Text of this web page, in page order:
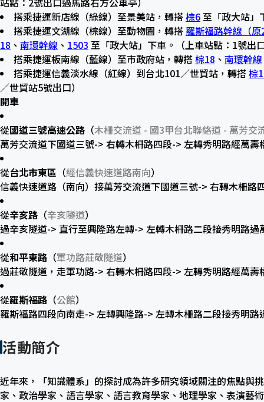
搭乘捷運新店線（綠線）至景美站，轉搭棕6至「政大站」
搭乘捷運文湖線（棕線）至動物園，轉搭 羅斯福路幹線（
18 、 南環幹線 、 1503 至「政大站」下車。（上車站點：1號出
搭乘捷運板南線（藍線）至市政府站，轉搭棕18 、 南環幹線
搭乘捷運信義淡水線（紅線）到台北101／世貿站，轉搭棕
／世貿站5號出口）
開車
從國道三號高速公路 （木柵交流道 - 國3甲台北聯絡道 - 萬芳交
萬芳交流道下國道三號-> 右轉木柵路四段-> 左轉秀明路經萬壽
從台北市東區 （經信義快速道路南向）
信義快速道路（南向）接萬芳交流道下國道三號-> 右轉木柵
從辛亥路 （辛亥隧道）
過辛亥隧道-> 直行至興隆路左轉-> 左轉木柵路二段接秀明路過
從和平東路 （軍功路莊敬隧道）
過莊敬隧道，走軍功路-> 右轉木柵路四段-> 左轉秀明路經萬壽
從羅斯福路 （公館）
羅斯福路四段向南走-> 左轉興隆路-> 左轉木柵路二段接秀明
活動簡介
近年來，「知識體系」的探討成為許多研究領域關注的焦點與
家、政治學家、語言學家、語言教育學家、地理學家、表演藝